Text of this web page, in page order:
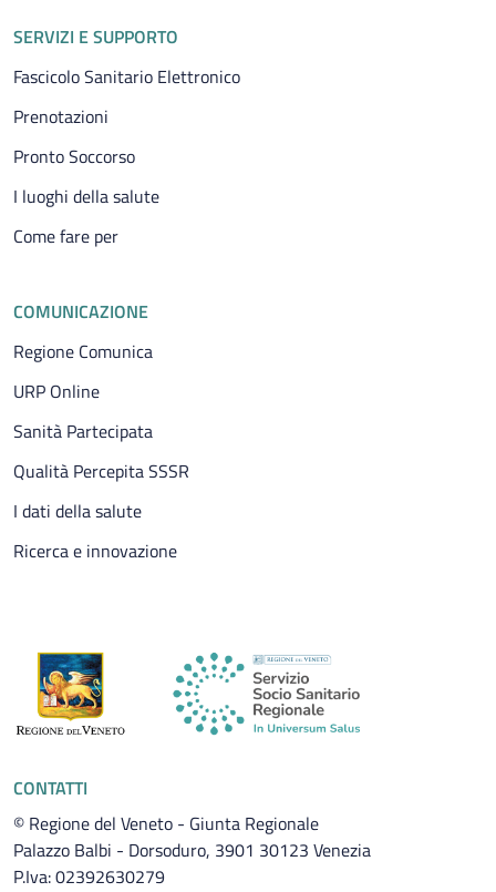
SERVIZI E SUPPORTO
Fascicolo Sanitario Elettronico
Prenotazioni
Pronto Soccorso
I luoghi della salute
Come fare per
COMUNICAZIONE
Regione Comunica
URP Online
Sanità Partecipata
Qualità Percepita SSSR
I dati della salute
Ricerca e innovazione
CONTATTI
© Regione del Veneto - Giunta Regionale
Palazzo Balbi - Dorsoduro, 3901 30123 Venezia
P.Iva: 02392630279